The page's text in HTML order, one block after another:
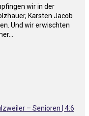
wir in der
Karsten Jacob
Und wir erwischten